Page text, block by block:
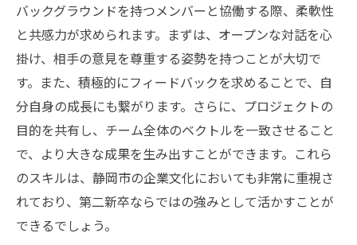
バックグラウンドを持つメンバーと協働する際、柔軟性
と共感力が求められます。まずは、オープンな対話を心
掛け、相手の意見を尊重する姿勢を持つことが大切で
す。また、積極的にフィードバックを求めることで、自
分自身の成長にも繋がります。さらに、プロジェクトの
目的を共有し、チーム全体のベクトルを一致させること
で、より大きな成果を生み出すことができます。これら
のスキルは、静岡市の企業文化においても非常に重視さ
れており、第二新卒ならではの強みとして活かすことが
できるでしょう。